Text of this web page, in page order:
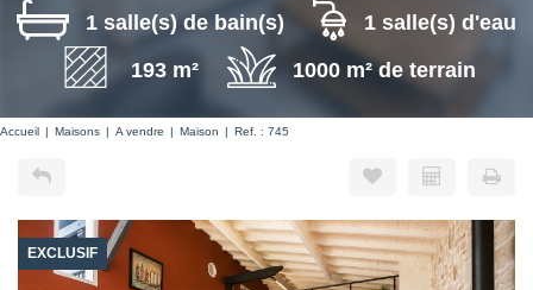
1 salle(s) de bain(s)
1 salle(s) d'eau
193 m²
1000 m² de terrain
Accueil Maisons A vendre Maison Ref. : 745
EXCLUSIF